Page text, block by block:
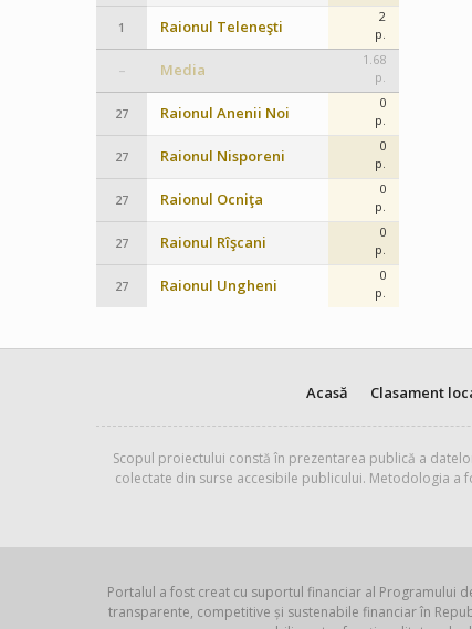
1 Raionul Teleneşti
2
p.
– Media
1.68
p.
27 Raionul Anenii Noi
0
p.
27 Raionul Nisporeni
0
p.
27 Raionul Ocniţa
0
p.
27 Raionul Rîşcani
0
p.
27 Raionul Ungheni
0
p.
Acasă Clasament
Scopul proiectului constă în prezentarea publică a
colectate din surse accesibile publicului. Metodologia a
Portalul a fost creat cu suportul financiar al Programului
transparente, competitive și sustenabile financiar în